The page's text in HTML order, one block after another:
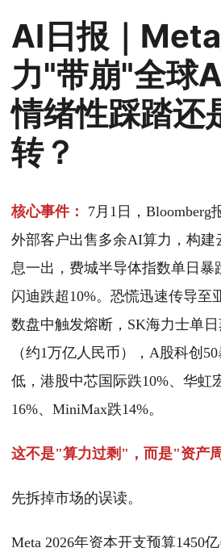
AI日报｜
力"带崩"全球
情绪性踩踏还
转？
核心事件：
7月1日，Bloomberg
外部客户出售多余AI算力，构建
息一出，费城半导体指数单日暴
闪迪跌超10%。恐慌迅速传导
数盘中触发熔断，SK海力士单
（约1万亿人民币），A股科创
低，港股中芯国际跌10%、华虹
16%、MiniMax跌14%。
这不是"算力过剩"，而是"资产
先拆掉市场的误读。
Meta 2026年资本开支预算1450